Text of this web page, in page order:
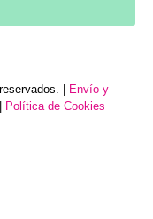
|
Envío y
Política de Cookies